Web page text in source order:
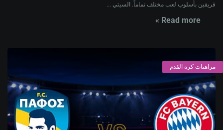
فريقين بأسلوب لعب مختلف تماماً. السيتي ...
Read more »
مراهنات كرة القدم